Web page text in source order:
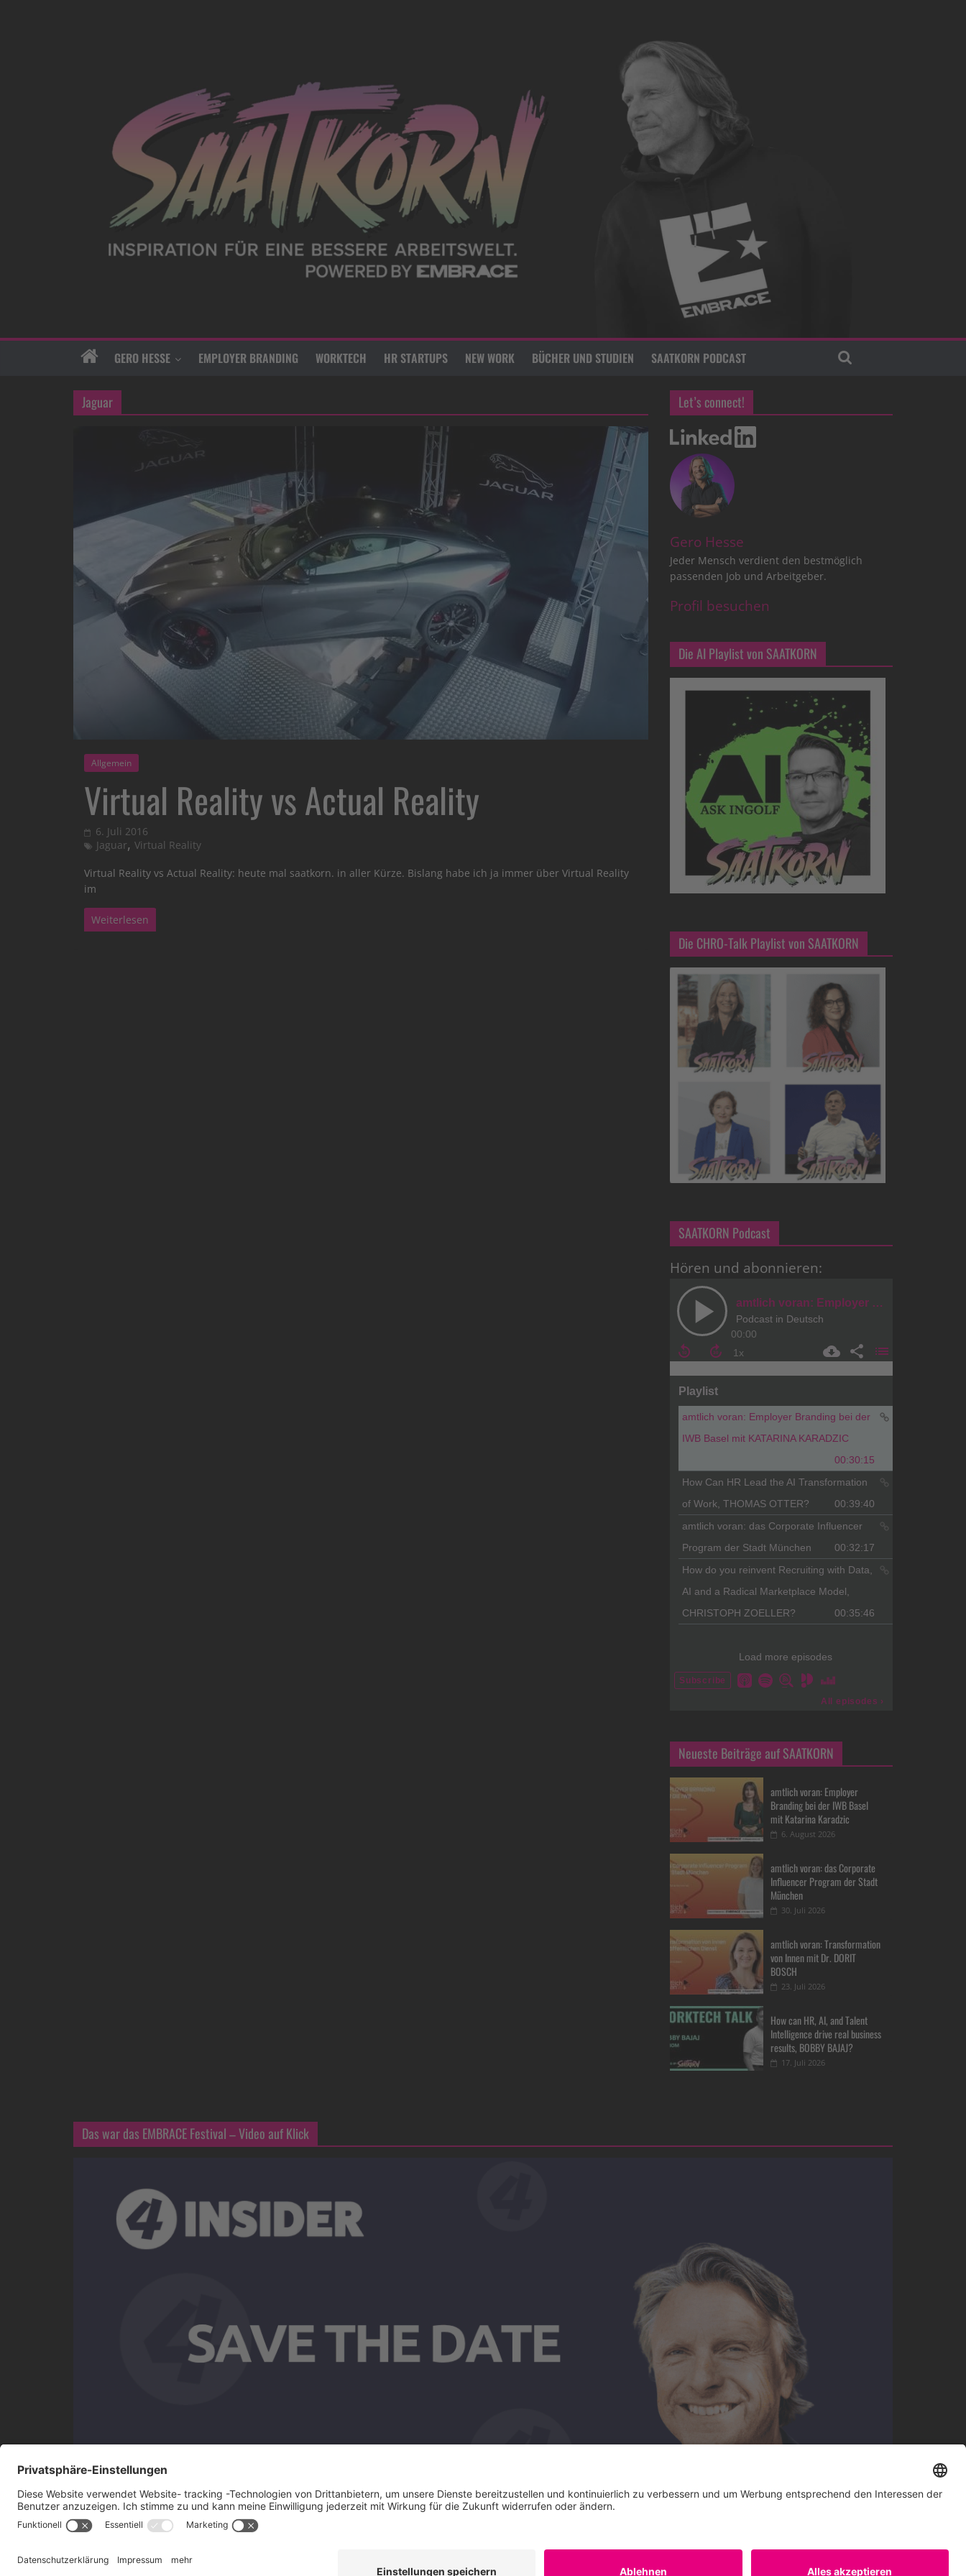
GERO HESSE EMPLOYER BRANDING WORKTECH HR STARTUPS NEW WORK BÜCHER UND STUDIEN SAATKORN PODCAST
Jaguar
Allgemein
Virtual Reality vs Actual Reality
6. Juli 2016
Jaguar, Virtual Reality
Virtual Reality vs Actual Reality: heute mal saatkorn. in aller Kürze. Bislang habe ich ja immer über Virtual Reality
im
Weiterlesen
Let’s connect!
Gero Hesse
Jeder Mensch verdient den bestmöglich
passenden Job und Arbeitgeber.
Profil besuchen
Die AI Playlist von SAATKORN
Die CHRO-Talk Playlist von SAATKORN
SAATKORN Podcast
Hören und abonnieren:
Neueste Beiträge auf SAATKORN
amtlich voran: Employer
Branding bei der IWB Basel
mit Katarina Karadzic
6. August 2026
amtlich voran: das Corporate
Influencer Program der Stadt
München
30. Juli 2026
amtlich voran: Transformation
von Innen mit Dr. DORIT
BOSCH
23. Juli 2026
How can HR, AI, and Talent
Intelligence drive real business
results, BOBBY BAJAJ?
17. Juli 2026
Das war das EMBRACE Festival – Video auf Klick